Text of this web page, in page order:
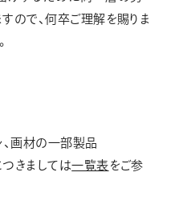
ので、何卒ご理解を賜りま
、画材の一部製品
きましては一覧表 をご参